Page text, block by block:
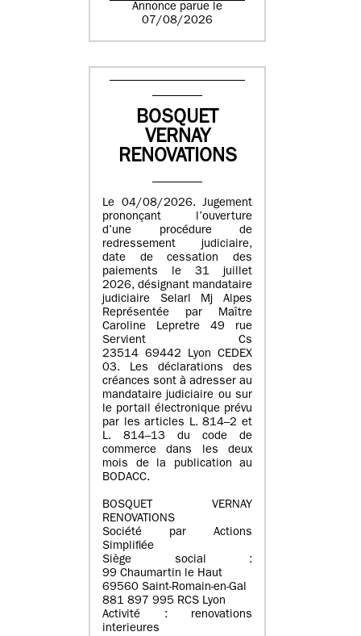
Annonce parue le
07/08/2026
BOSQUET
VERNAY
RENOVATIONS
Le 04/08/2026. Jugement
prononçant l’ouverture
d’une procédure de
redressement judiciaire,
date de cessation des
paiements le 31 juillet
2026, désignant mandataire
judiciaire Selarl Mj Alpes
Représentée par Maître
Caroline Lepretre 49 rue
Servient Cs
23514 69442 Lyon CEDEX
03. Les déclarations des
créances sont à adresser au
mandataire judiciaire ou sur
le portail électronique prévu
par les articles L. 814–2 et
L. 814–13 du code de
commerce dans les deux
mois de la publication au
BODACC.
BOSQUET VERNAY
RENOVATIONS
Société par Actions
Simplifiée
Siège social :
99 Chaumartin le Haut
69560 Saint-Romain-en-Gal
881 897 995 RCS Lyon
Activité : renovations
interieures